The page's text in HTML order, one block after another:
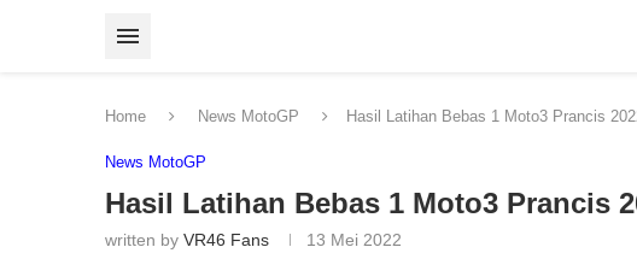
Home News MotoGP Hasil Latihan Bebas 1 Moto3 Prancis
News MotoGP
Hasil Latihan Bebas 1 Moto3 Prancis
written by VR46 Fans 13 Mei 2022